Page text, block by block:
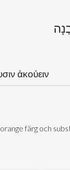
ἀκούειν
färg och